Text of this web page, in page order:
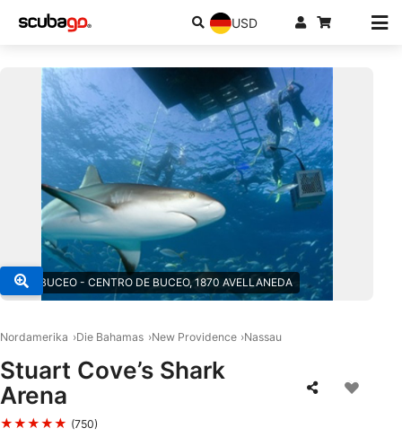
USD
© MS BUCEO - CENTRO DE BUCEO, 1870 AVELLANEDA
Nordamerika Die Bahamas New Providence Nassau
Stuart Cove’s Shark
Arena
★★★★★ (750)